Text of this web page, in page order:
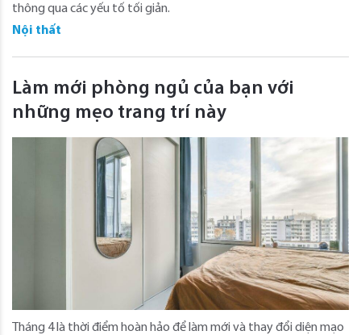
thông qua các yếu tố tối giản.
Nội thất
Làm mới phòng ngủ của bạn với
những mẹo trang trí này
Tháng 4 là thời điểm hoàn hảo để làm mới và thay đổi diện mạo